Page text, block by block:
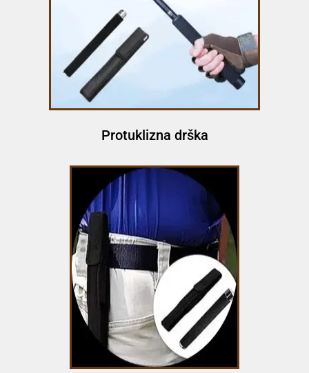
Protuklizna drška